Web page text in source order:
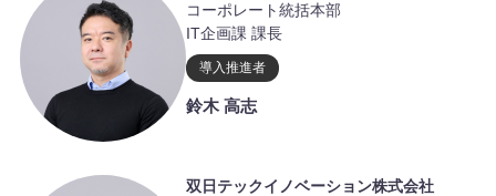
コーポレート統括本部
IT企画課 課長
導入推進者
鈴木 高志
双日テックイノベーション株式会社